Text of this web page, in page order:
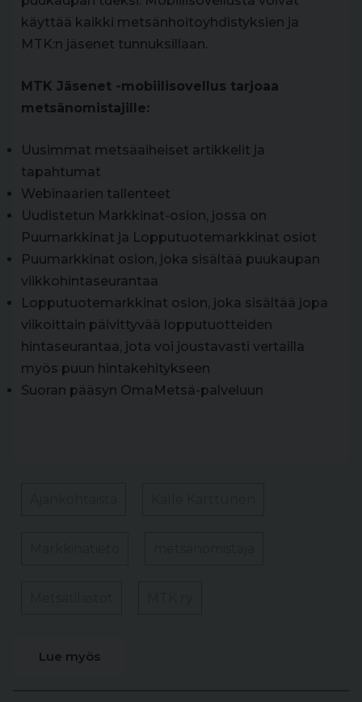
käyttää kaikki metsänhoitoyhdistyksien ja
MTK:n jäsenet tunnuksillaan.
MTK Jäsenet -mobiilisovellus tarjoaa
metsänomistajille:
Uusimmat metsäaiheiset artikkelit ja
tapahtumat
Webinaarien tallenteet
Uudistetun Markkinat-osion, jossa on
Puumarkkinat ja Lopputuotemarkkinat osiot
Puumarkkinat osion, joka sisältää puukaupan
viikkohintaseurantaa
Lopputuotemarkkinat osion, joka sisältää jopa
viikoittain päivittyvää lopputuotteiden
hintaseurantaa, jota voi joustavasti vertailla
myös puun hintakehitykseen
Suoran pääsyn OmaMetsä-palveluun
Lue myös